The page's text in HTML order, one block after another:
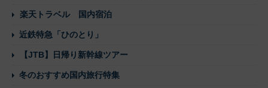
楽天トラベル 国内宿泊
近鉄特急「ひのとり」
【JTB】日帰り新幹線ツアー
冬のおすすめ国内旅行特集